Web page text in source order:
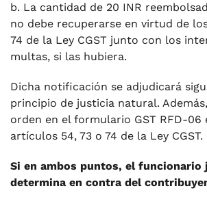
b. La cantidad de 20 INR
no debe recuperarse en virtud de
74 de la Ley CGST junto con los
multas, si las hubiera.
Dicha notificación se adjudicará
principio de justicia natural.
orden en el formulario GST RFD-
artículos 54, 73 o 74 de la Ley CGST.
Si en ambos puntos, el
determina en contra del